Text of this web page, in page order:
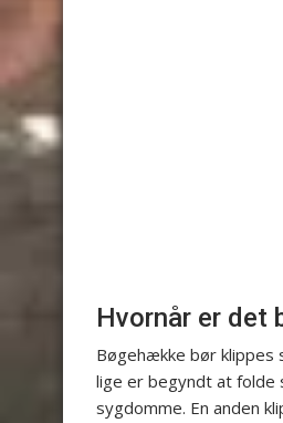
Hvornår er det
Bøgehække bør klippes
lige er begyndt at folde
sygdomme. En anden